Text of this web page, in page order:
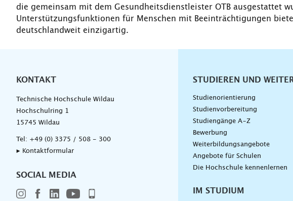
die gemeinsam mit dem Gesundheitsdienstleister OTB ausgestattet
Unterstützungsfunktionen für Menschen mit Beeinträchtigungen
deutschlandweit einzigartig.
KONTAKT
Technische Hochschule Wildau
Hochschulring 1
15745 Wildau
Tel: +49 (0) 3375 / 508 - 300
▸ Kontaktformular
SOCIAL MEDIA
Unternavigation
STUDIEREN UND
Studienorientierung
Studienvorbereitung
Studiengänge A–Z
Bewerbung
Weiterbildungsangebote
Angebote für Schulen
Die Hochschule kennenlernen
IM STUDIUM